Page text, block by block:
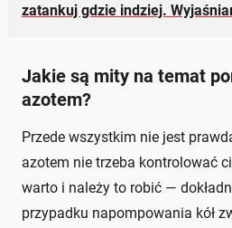
zatankuj gdzie indziej.
Jakie są mity na temat
azotem?
Przede wszystkim nie jest
azotem nie trzeba kontrolować
warto i należy to robić —
przypadku napompowania kół